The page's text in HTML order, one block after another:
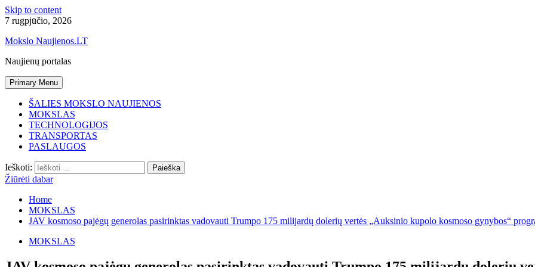
Skip to content
7 rugpjūčio, 2026
Mokslo Naujienos.LT
Naujienų portalas
Primary Menu
ŠALIES MOKSLO NAUJIENOS
MOKSLAS
TECHNOLOGIJOS
TRANSPORTAS
PASLAUGOS
Ieškoti:
Žiūrėti dabar
Home
MOKSLAS
JAV kosmoso pajėgų generolas pasirinktas vadovauti Trumpo 175 milijardų dolerių vertės „Auksinio kupolo kosmoso gynybos“
MOKSLAS